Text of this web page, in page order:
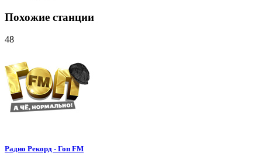
Похожие станции
48
Радио Рекорд - Гоп FM